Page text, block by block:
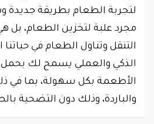
لتجربة الطعام بطريقة جديدة
مجرد علبة لتخزين الطعام، بل
التنقل وتناول الطعام في
الذكي والعملي يسمح لك
الأطعمة بكل سهولة، بما في
والباردة، وذلك دون التضحية